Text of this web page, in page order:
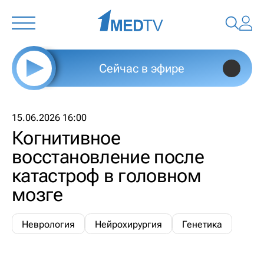
Сейчас в эфире
15.06.2026 16:00
Когнитивное
восстановление после
катастроф в головном
мозге
Неврология Нейрохирургия Генетика